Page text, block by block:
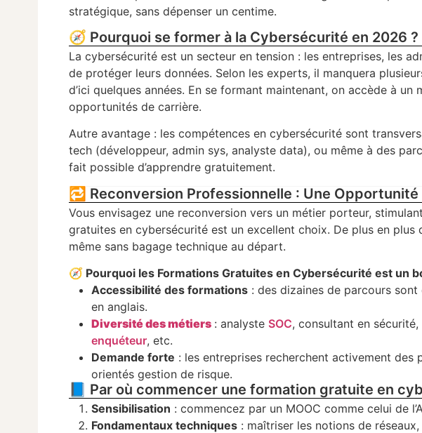
stratégique, sans dépenser un centime.
🧭 Pourquoi se former à la Cybersécurité en 2026 ?
La cybersécurité est un secteur en tension : les entreprises, les
de protéger leurs données. Selon les experts, il manquera
d’ici quelques années. En se formant maintenant, on accède à
opportunités de carrière.
Autre avantage : les compétences en cybersécurité sont
tech (développeur, admin sys, analyste data), ou même à des
fait possible d’apprendre gratuitement.
🔁 Reconversion Professionnelle : Une Opportunité
Vous envisagez une reconversion vers un métier porteur,
gratuites en cybersécurité est un excellent choix. De plus en
même sans bagage technique au départ.
🧭 Pourquoi les Formations Gratuites en Cybersécurité est un
Accessibilité des formations : des dizaines de parcours
en anglais.
Diversité des métiers : analyste SOC, consultant en
enquéteur, etc.
Demande forte : les entreprises recherchent activement
orientés gestion de risque.
📘 Par où commencer une formation gratuite en
Sensibilisation : commencez par un MOOC comme celui de
Fondamentaux techniques : maîtriser les notions de